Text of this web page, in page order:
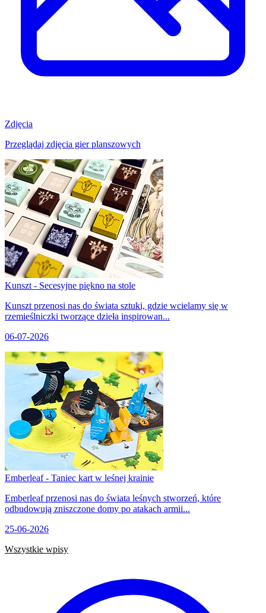
Zdjęcia
Przeglądaj zdjęcia gier planszowych
Kunszt - Secesyjne piękno na stole
Kunszt przenosi nas do świata sztuki, gdzie wcielamy się w
rzemieślniczki tworzące dzieła inspirowan...
06-07-2026
Emberleaf - Taniec kart w leśnej krainie
Emberleaf przenosi nas do świata leśnych stworzeń, które
odbudowują zniszczone domy po atakach armii...
25-06-2026
Wszystkie wpisy